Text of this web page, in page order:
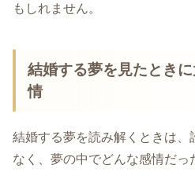
もしれません。
結婚する夢を見たとき
情
結婚する夢を読み解くときは
なく、夢の中でどんな感情だっ